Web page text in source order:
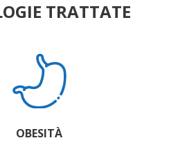
TRATTATE
OBESITÀ